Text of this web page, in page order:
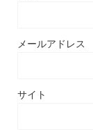
メールアドレス
サイト